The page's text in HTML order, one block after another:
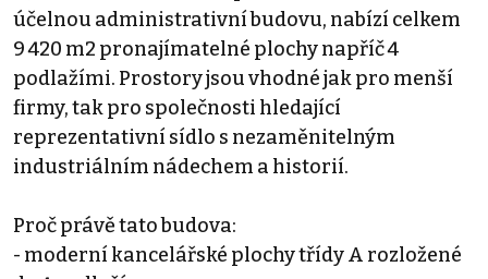
účelnou administrativní budovu, nabízí celkem
9 420 m2 pronajímatelné plochy napříč 4
podlažími. Prostory jsou vhodné jak pro menší
firmy, tak pro společnosti hledající
reprezentativní sídlo s nezaměnitelným
industriálním nádechem a historií.
Proč právě tato budova:
- moderní kancelářské plochy třídy A rozložené